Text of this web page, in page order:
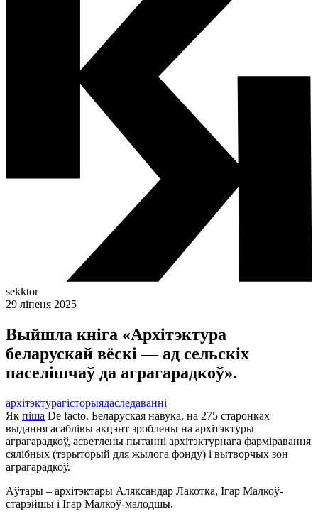
sekktor
29 ліпеня 2025
Выйшла кніга «Архітэктура
беларускай вёскі — ад сельскіх
паселішчаў да аграгарадкоў».
архітэктурагісторыядаследаванні
Як піша De facto. Беларуская навука, на 275 старонках
выдання асаблівы акцэнт зроблены на архітэктуры
аграгарадкоў, асветлены пытанні архітэктурнага фарміравання
сялібных (тэрыторый для жылога фонду) і вытворчых зон
аграгарадкоў.
Аўтары – архітэктары Аляксандар Лакотка, Ігар Малкоў-
старэйшы і Ігар Малкоў-малодшы.